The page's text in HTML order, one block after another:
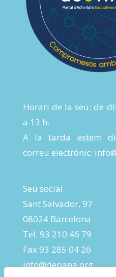
Horari de la seu: de
a 13 h.
A la tarda estem
correu electrònic:
Seu social
Sant Salvador, 97
08024 Barcelona
Tel. 93 210 46 79
Fax 93 285 04 26
info@depana.org